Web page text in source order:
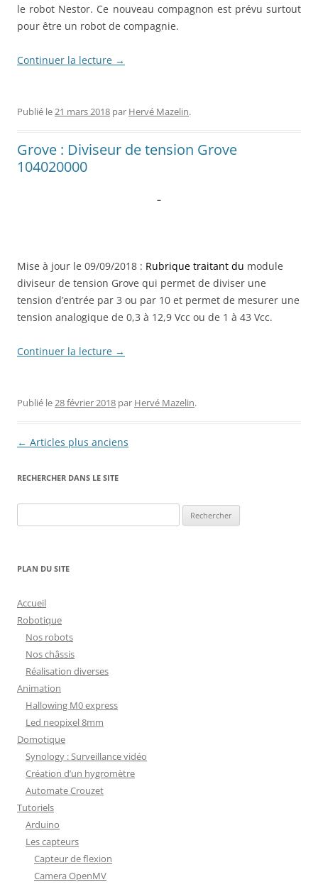
le robot Nestor. Ce nouveau compagnon est prévu surtout
pour être un robot de compagnie.
Continuer la lecture →
Publié le21 mars 2018 par Hervé Mazelin.
Grove : Diviseur de tension Grove
104020000
–
Mise à jour le 09/09/2018 : Rubrique traitant du module
diviseur de tension Grove qui permet de diviser une
tension d’entrée par 3 ou par 10 et permet de mesurer une
tension analogique de 0,3 à 12,9 Vcc ou de 1 à 43 Vcc.
Continuer la lecture →
Publié le28 février 2018 par Hervé Mazelin.
Navigation
articles
← Articles plus anciens
RECHERCHER DANS LE SITE
PLAN DU SITE
Accueil
Robotique
Nos robots
Nos châssis
Réalisation diverses
Animation
Hallowing M0 express
Led neopixel 8mm
Domotique
Synology : Surveillance vidéo
Création d’un hygromètre
Automate Crouzet
Tutoriels
Arduino
Les capteurs
Capteur de flexion
Camera OpenMV